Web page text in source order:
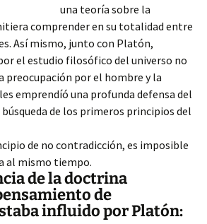
una teoría sobre la
comprender en su totalidad entre
Así mismo, junto con Platón,
el estudio filosófico del universo no
preocupación por el hombre y la
emprendíó una profunda defensa del
de los primeros principios del
de no contradicción, es imposible
al mismo tiempo.
de la doctrina
de
influido por Platón: